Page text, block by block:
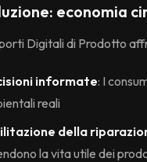
economia
Digitali di Prodotto
informate: I
reali
della
la vita utile dei